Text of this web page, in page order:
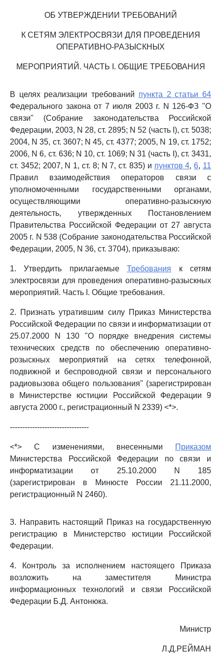
ОБ УТВЕРЖДЕНИИ ТРЕБОВАНИЙ
К СЕТЯМ ЭЛЕКТРОСВЯЗИ ДЛЯ ПРОВЕДЕНИЯ
ОПЕРАТИВНО-РАЗЫСКНЫХ
МЕРОПРИЯТИЙ. ЧАСТЬ I. ОБЩИЕ ТРЕБОВАНИЯ
В целях реализации требований пункта 2 статьи 64
Федерального закона от 7 июля 2003 г. N 126-ФЗ "О
связи" (Собрание законодательства Российской
Федерации, 2003, N 28, ст. 2895; N 52 (часть I), ст. 5038;
2004, N 35, ст. 3607; N 45, ст. 4377; 2005, N 19, ст. 1752;
2006, N 6, ст. 636; N 10, ст. 1069; N 31 (часть I), ст. 3431,
ст. 3452; 2007, N 1, ст. 8; N 7, ст. 835) и пунктов 4,6, 11
Правил взаимодействия операторов связи с
уполномоченными государственными органами,
осуществляющими оперативно-разыскную
деятельность, утвержденных Постановлением
Правительства Российской Федерации от 27 августа
2005 г. N 538 (Собрание законодательства Российской
Федерации, 2005, N 36, ст. 3704), приказываю:
1. Утвердить прилагаемыеТребования к сетям
электросвязи для проведения оперативно-разыскных
мероприятий. Часть I. Общие требования.
2. Признать утратившим силу Приказ Министерства
Российской Федерации по связи и информатизации от
25.07.2000 N 130 "О порядке внедрения системы
технических средств по обеспечению оперативно-
розыскных мероприятий на сетях телефонной,
подвижной и беспроводной связи и персонального
радиовызова общего пользования" (зарегистрирован
в Министерстве юстиции Российской Федерации 9
августа 2000 г., регистрационный N 2339) <*>.
--------------------------------
<*> С изменениями, внесенными
Приказом
Министерства Российской Федерации по связи и
информатизации от 25.10.2000 N 185
(зарегистрирован в Минюсте России 21.11.2000,
регистрационный N 2460).
3. Направить настоящий Приказ на государственную
регистрацию в Министерство юстиции Российской
Федерации.
4. Контроль за исполнением настоящего Приказа
возложить на заместителя Министра
информационных технологий и связи Российской
Федерации Б.Д. Антонюка.
Министр
Л.Д.РЕЙМАН